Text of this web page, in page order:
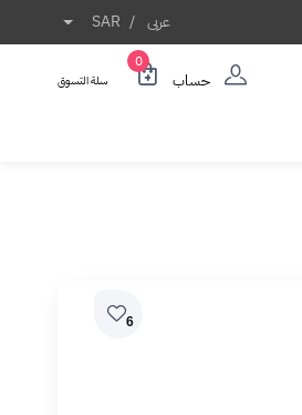
عربى /
SAR
حساب
0
سلة التسوق
6